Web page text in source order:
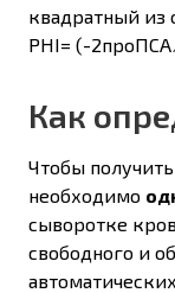
квадратный из
PHI= (-2проПСА
Как
Чтобы
необходимо
сыворотке
свободного и